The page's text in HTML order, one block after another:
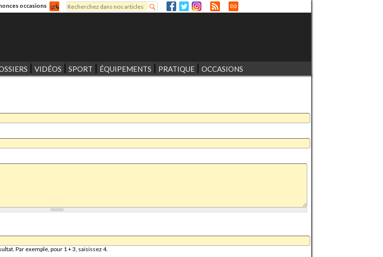
occasions
Formulaire de recherche
Rechercher
VIDÉOS SPORT ÉQUIPEMENTS PRATIQUE OCCASIONS
Par exemple, pour 1 + 3, saisissez 4.